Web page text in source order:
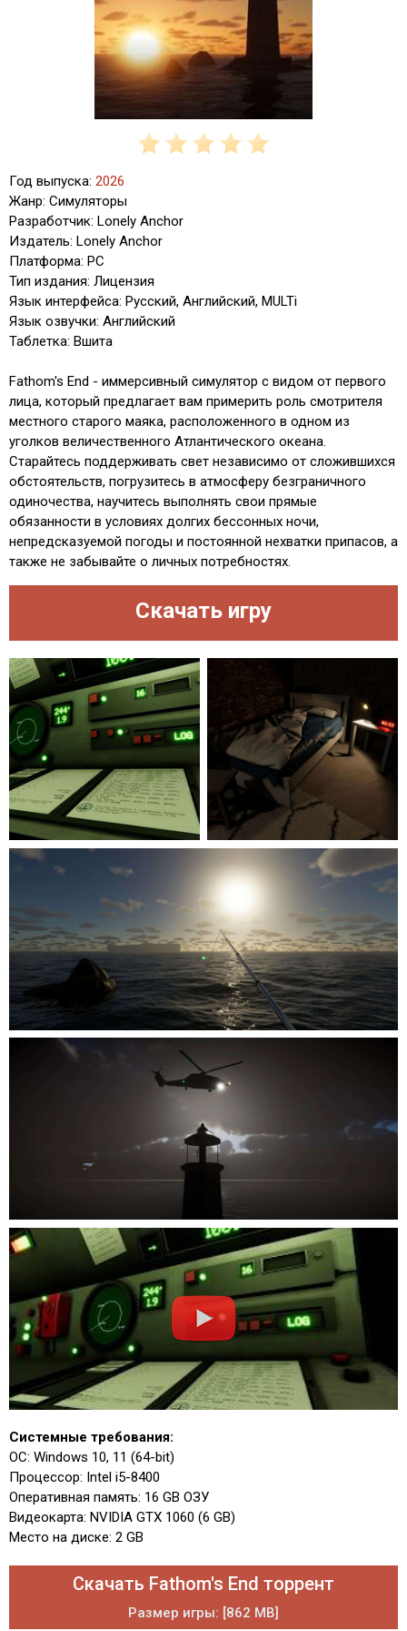
Год выпуска: 2026
Жанр: Симуляторы
Разработчик: Lonely Anchor
Издатель: Lonely Anchor
Платформа: PC
Тип издания: Лицензия
Язык интерфейса: Русский, Английский, MULTi
Язык озвучки: Английский
Таблетка: Вшита
Fathom's End - иммерсивный симулятор с видом от первого
лица, который предлагает вам примерить роль смотрителя
местного старого маяка, расположенного в одном из
уголков величественного Атлантического океана.
Старайтесь поддерживать свет независимо от сложившихся
обстоятельств, погрузитесь в атмосферу безграничного
одиночества, научитесь выполнять свои прямые
обязанности в условиях долгих бессонных ночи,
непредсказуемой погоды и постоянной нехватки припасов, а
также не забывайте о личных потребностях.
Скачать игру
Системные требования:
ОС: Windows 10, 11 (64-bit)
Процессор: Intel i5-8400
Оперативная память: 16 GB ОЗУ
Видеокарта: NVIDIA GTX 1060 (6 GB)
Место на диске: 2 GB
Скачать Fathom's End торрент
Размер игры: [862 MB]